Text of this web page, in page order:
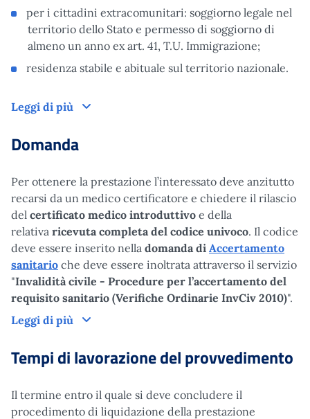
per i cittadini extracomunitari: soggiorno legale nel
territorio dello Stato e permesso di soggiorno di
almeno un anno ex art. 41, T.U. Immigrazione;
residenza stabile e abituale sul territorio nazionale.
Leggi di più
Domanda
Per ottenere la prestazione l’interessato deve anzitutto
recarsi da un medico certificatore e chiedere il rilascio
del certificato medico introduttivo e della
relativa ricevuta completa del codice univoco. Il codice
deve essere inserito nella domanda di Accertamento
sanitario che deve essere inoltrata attraverso il servizio
"Invalidità civile - Procedure per l’accertamento del
requisito sanitario (Verifiche Ordinarie InvCiv 2010)".
Leggi di più
Tempi di lavorazione del provvedimento
Il termine entro il quale si deve concludere il
procedimento di liquidazione della prestazione